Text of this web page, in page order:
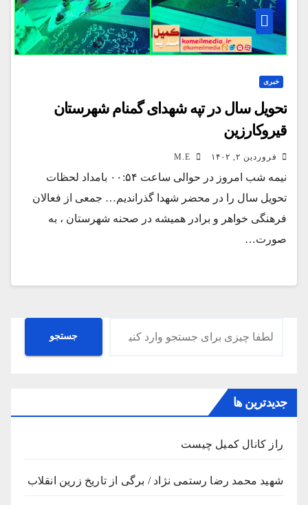
خبری
تحویل سال در تپه شهدای گمنام شهرستان
قیروکارزین
فروردین ۲, ۱۴۰۲
نیمه شب امروز در حوالی ساعت ۰۰:۵۴ بامداد لحظات
تحویل سال را در محضر شهدا گذراندیم… جمعی از فعالان
فرهنگی خواهر و برادر همیشه در صحنه شهرستان ، به
صورت…
جستجو جستجو
جدیدترین ها
راز کانال کمیل چیست
شهید محمد رضا رستمی نژاد / برگی از تاریخ زرین انقلاب